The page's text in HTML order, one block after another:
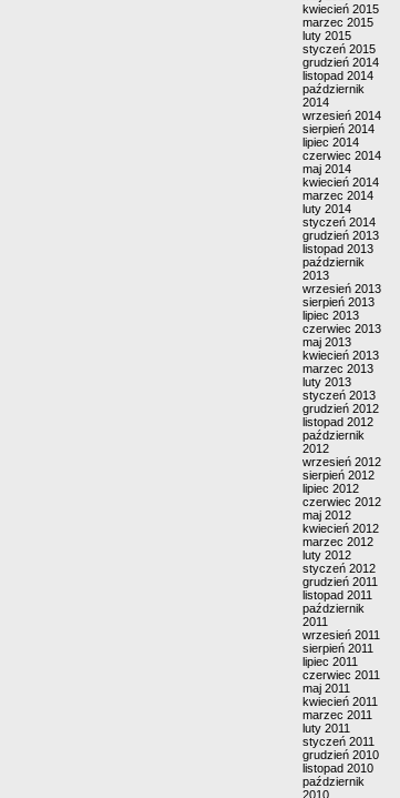
kwiecień 2015
marzec 2015
luty 2015
styczeń 2015
grudzień 2014
listopad 2014
październik
2014
wrzesień 2014
sierpień 2014
lipiec 2014
czerwiec 2014
maj 2014
kwiecień 2014
marzec 2014
luty 2014
styczeń 2014
grudzień 2013
listopad 2013
październik
2013
wrzesień 2013
sierpień 2013
lipiec 2013
czerwiec 2013
maj 2013
kwiecień 2013
marzec 2013
luty 2013
styczeń 2013
grudzień 2012
listopad 2012
październik
2012
wrzesień 2012
sierpień 2012
lipiec 2012
czerwiec 2012
maj 2012
kwiecień 2012
marzec 2012
luty 2012
styczeń 2012
grudzień 2011
listopad 2011
październik
2011
wrzesień 2011
sierpień 2011
lipiec 2011
czerwiec 2011
maj 2011
kwiecień 2011
marzec 2011
luty 2011
styczeń 2011
grudzień 2010
listopad 2010
październik
2010